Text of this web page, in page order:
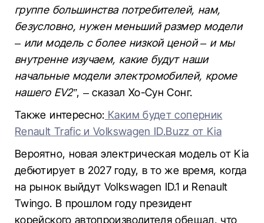
группе большинства потребителей, нам,
безусловно, нужен меньший размер модели
– или модель с более низкой ценой – и мы
внутренне изучаем, какие будут наши
начальные модели электромобилей, кроме
нашего EV2”, – сказал Хо-Сун Сонг.
Также интересно: Каким будет соперник
Renault Trafic и Volkswagen ID.Buzz от Kia
Вероятно, новая электрическая модель от Kia
дебютирует в 2027 году, в то же время, когда
на рынок выйдут Volkswagen ID.1 и Renault
Twingo. В прошлом году президент
корейского автопроизводителя обещал, что